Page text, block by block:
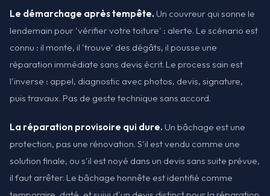
Le démarchage après tempête. Un couvreur qui sonne le
lendemain pour 'vérifier votre toiture' : alerte. Le scénario est
connu : il monte, il 'trouve' des dégâts, il pousse une
réparation immédiate sans devis écrit. Le process sain est
l'inverse : appel, diagnostic avec photos, devis, signature,
puis travaux. Pas de geste technique sans accord.
La réparation provisoire qui dure. Un bâchage est une
protection, pas une rénovation. S'il est vendu comme une
solution finale, ou s'il est noyé dans un devis sans suite prévue,
il faut arrêter. Le bâchage honnête est identifié comme